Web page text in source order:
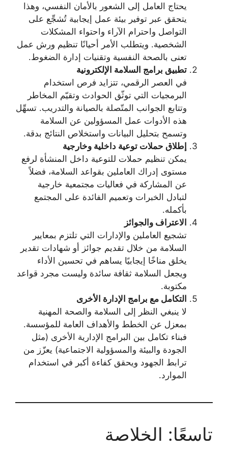
يحتاج العامل إلى الشعور بالأمان النفسي، وهذا
يتحقق عبر توفير بيئة عمل إيجابية تُشجِّع على
التواصل واحترام الآراء واحتواء المشكلات
الشخصية. ويتطلب الأمر أحيانًا تنظيم ورش عمل
تعنى بالصحة النفسية وتقنيات إدارة الضغوط.
تطبيق برامج السلامة الإلكترونية
في العصر الرقمي، تتزايد فرص استخدام
البرمجيات التي توثّق الحوادث وتقيّم المخاطر
وتتابع الجوانب المتّصلة بالصيانة والتدريب. تسهِّل
هذه الأدوات عمل المسؤولين عن السلامة
وتسمح بتحليل البيانات واستخلاص النتائج بدقة.
إطلاق حملات توعية داخلية وخارجية
يمكن تنظيم حملات للتوعية داخل المنشأة لرفع
مستوى إدراك العاملين بقواعد السلامة، فضلاً
عن المشاركة في فعاليات مجتمعية خارجية
لتبادل الخبرات وتعميم الفائدة على المجتمع
بأكمله.
الاعتراف والجوائز
تشجيع العاملين والإدارات التي تلتزم بمعايير
السلامة من خلال تقديم جوائز أو شهادات تقدير
يخلق مناخًا إيجابيًا يساهم في تحسين الأداء
ويجعل السلامة ثقافة سائدة وليست مجرد قواعد
مكتوبة.
التكامل مع برامج الإدارة الأخرى
لا ينبغي النظر إلى السلامة والصحة المهنية
بمعزل عن الخطط والأهداف العامة للمؤسسة.
فبناء تكامل بين البرامج الإدارية الأخرى (مثل
الجودة والبيئة والمسؤولية الاجتماعية) يعزّز من
ترابط الجهود ويحقق كفاءة أكبر في استخدام
الموارد.
تاسعًا: الخلاصة